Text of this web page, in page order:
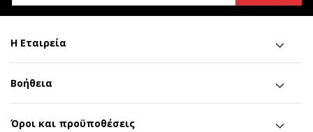
Η Εταιρεία
Βοήθεια
Όροι και προϋποθέσεις